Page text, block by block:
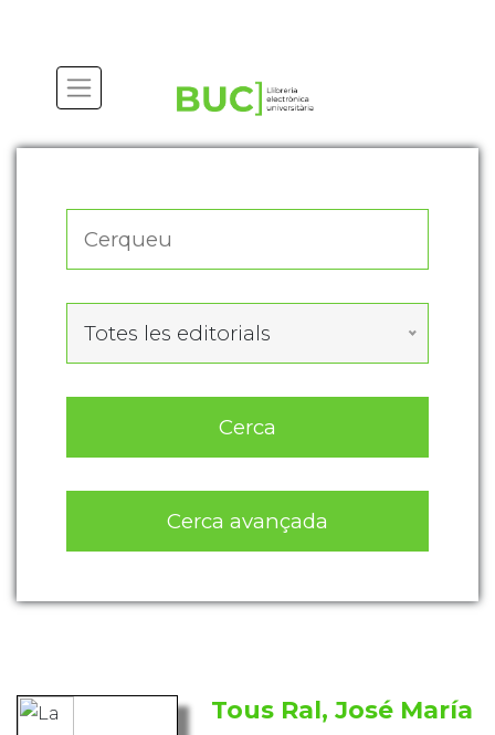
Totes les editorials
Cerca
Cerca avançada
Tous Ral, José María